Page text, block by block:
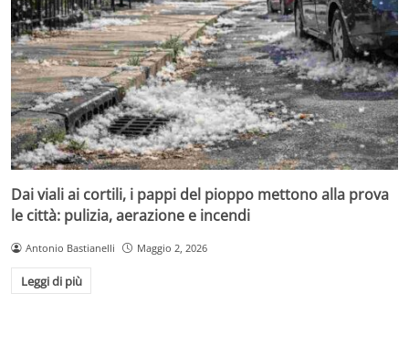
Dai viali ai cortili, i pappi del pioppo mettono alla prova
le città: pulizia, aerazione e incendi
Antonio Bastianelli Maggio 2, 2026
Leggi di più